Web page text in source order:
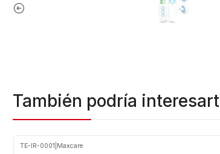
También podría
TE-IR-0001 Maxcare